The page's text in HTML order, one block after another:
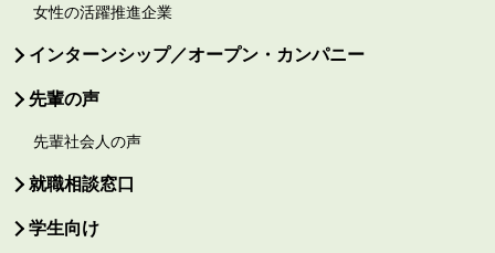
女性の活躍推進企業
インターンシップ／オープン・カンパニー
先輩の声
先輩社会人の声
就職相談窓口
学生向け